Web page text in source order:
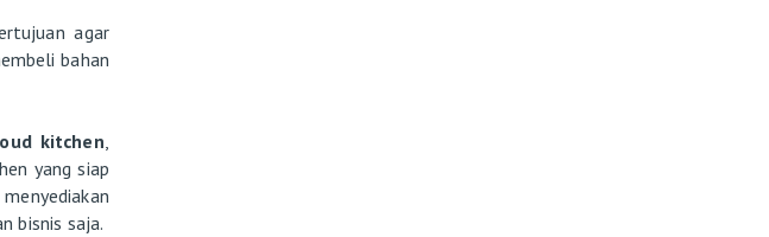
agar
bahan
kitchen,
yang siap
bisnis saja.